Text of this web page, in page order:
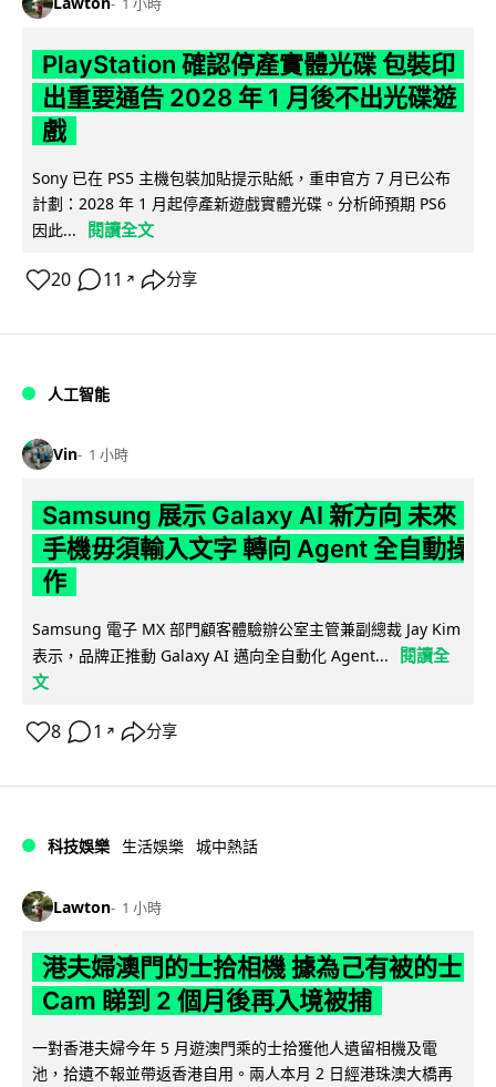
PlayStation 確認停產實體光碟 包裝印
出重要通告 2028 年 1 月後不出光碟遊
戲
Sony 已在 PS5 主機包裝加貼提示貼紙，重申官方 7 月已公布
計劃：2028 年 1 月起停產新遊戲實體光碟。分析師預期 PS6
因此...
閱讀全文
20 11 ↗ 分享
人工智能
Vin 1 小時
Samsung 展示 Galaxy AI 新方向 未來
手機毋須輸入文字 轉向 Agent 全自動操
作
Samsung 電子 MX 部門顧客體驗辦公室主管兼副總裁 Jay Kim
表示，品牌正推動 Galaxy AI 邁向全自動化 Agent...
閱讀全
文
8 1 ↗ 分享
科技娛樂 生活娛樂 城中熱話
Lawton 1 小時
港夫婦澳門的士拾相機 據為己有被的士
Cam 睇到 2 個月後再入境被捕
一對香港夫婦今年 5 月遊澳門乘的士拾獲他人遺留相機及電
池，拾遺不報並帶返香港自用。兩人本月 2 日經港珠澳大橋再